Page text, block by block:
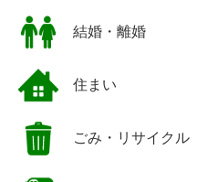
結婚・離婚
住まい
ごみ・リサイクル